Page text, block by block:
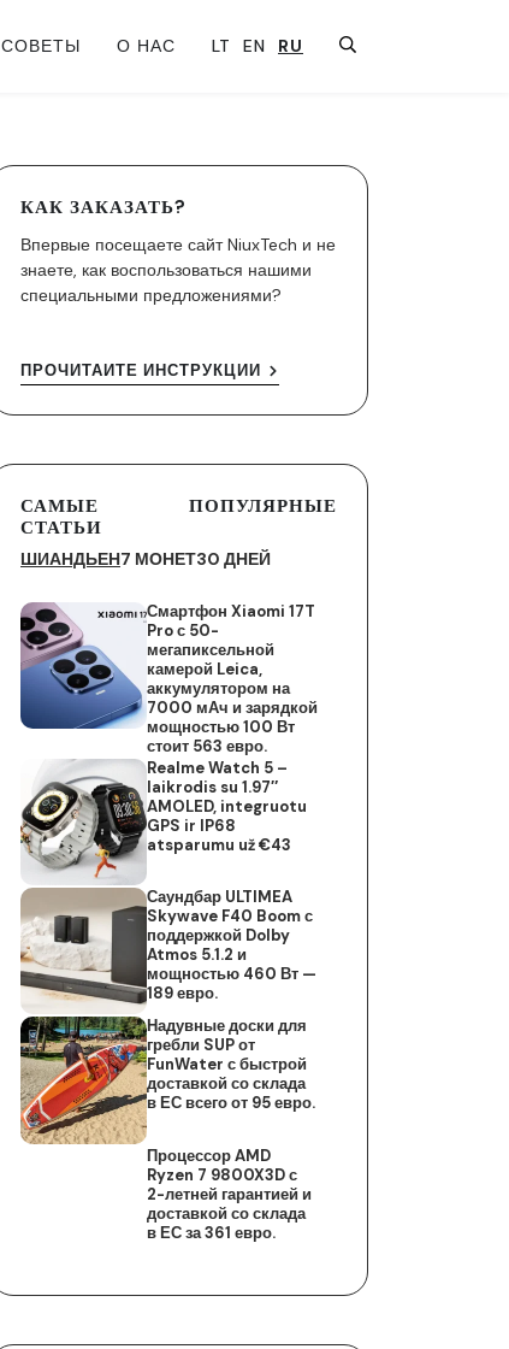
СОВЕТЫ О НАС LT EN RU
КАК ЗАКАЗАТЬ?
Впервые посещаете сайт NiuxTech и не
знаете, как воспользоваться нашими
специальными предложениями?
ПРОЧИТАЙТЕ ИНСТРУКЦИИ
САМЫЕ ПОПУЛЯРНЫЕ
СТАТЬИ
ШИАНДЬЕН7 МОНЕТ30 ДНЕЙ
Смартфон Xiaomi 17T
Pro с 50-
мегапиксельной
камерой Leica,
аккумулятором на
7000 мАч и зарядкой
мощностью 100 Вт
стоит 563 евро.
Realme Watch 5 –
laikrodis su 1.97″
AMOLED, integruotu
GPS ir IP68
atsparumu už €43
Саундбар ULTIMEA
Skywave F40 Boom с
поддержкой Dolby
Atmos 5.1.2 и
мощностью 460 Вт —
189 евро.
Надувные доски для
гребли SUP от
FunWater с быстрой
доставкой со склада
в ЕС всего от 95 евро.
Процессор AMD
Ryzen 7 9800X3D с
2-летней гарантией и
доставкой со склада
в ЕС за 361 евро.